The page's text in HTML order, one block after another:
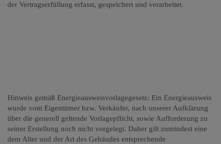
der Vertragserfüllung erfasst, gespeichert und verarbeitet.
Hinweis gemäß Energieausweisvorlagegesetz: Ein Energieausweis
wurde vom Eigentümer bzw. Verkäufer, nach unserer Aufklärung
über die generell geltende Vorlagepflicht, sowie Aufforderung zu
seiner Erstellung noch nicht vorgelegt. Daher gilt zumindest eine
dem Alter und der Art des Gebäudes entsprechende